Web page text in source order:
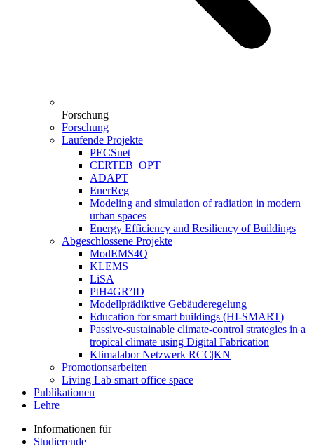
Forschung
Forschung
Laufende Projekte
PECSnet
CERTEB_OPT
ADAPT
EnerReg
Modeling and simulation of radiation in modern
urban spaces
Energy Efficiency and Resiliency of Buildings
Abgeschlossene Projekte
ModEMS4Q
KLEMS
LiSA
PtH4GR²ID
Modellprädiktive Gebäuderegelung
Education for smart buildings (HI-SMART)
Passive-sustainable climate-control strategies in a
tropical climate using Digital Fabrication
Klimalabor Netzwerk RCC|KN
Promotionsarbeiten
Living Lab smart office space
Publikationen
Lehre
Informationen für
Studierende